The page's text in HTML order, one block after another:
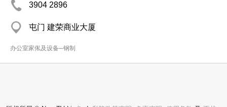
3904 2896
屯门 建荣商业大厦
办公室家俬及设备─钢制